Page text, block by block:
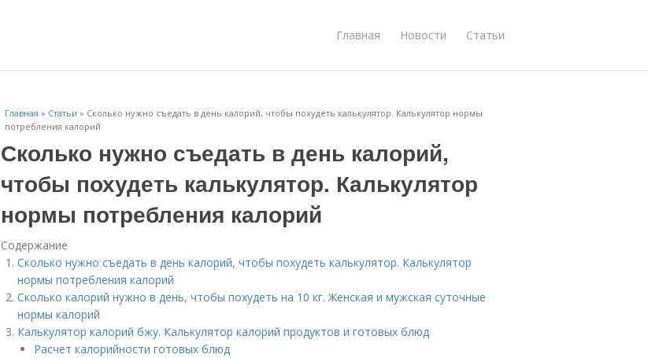
Главная Новости Статьи
Главная » Статьи » Сколько нужно съедать в день калорий, чтобы похудеть калькулятор. Калькулятор нормы
потребления калорий
Сколько нужно съедать в день калорий,
чтобы похудеть калькулятор. Калькулятор
нормы потребления калорий
Содержание
Сколько нужно съедать в день калорий, чтобы похудеть калькулятор. Калькулятор
нормы потребления калорий
Сколько калорий нужно в день, чтобы похудеть на 10 кг. Женская и мужская суточные
нормы калорий
Калькулятор калорий бжу. Калькулятор калорий продуктов и готовых блюд
Расчет калорийности готовых блюд